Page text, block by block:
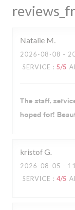
Natalie M
2026-08-08 -
SERVICE : 5/5
The staff,
hoped for!
kristof G
2026-08-05 -
SERVICE : 4/5